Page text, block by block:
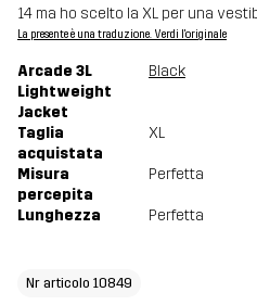
14 ma ho scelto la XL per una
La presente è una traduzione. Verdi l'originale
Arcade 3L
Lightweight
Jacket
Black
Taglia
acquistata
XL
Misura
percepita
Perfetta
Lunghezza Perfetta
Nr articolo 10849